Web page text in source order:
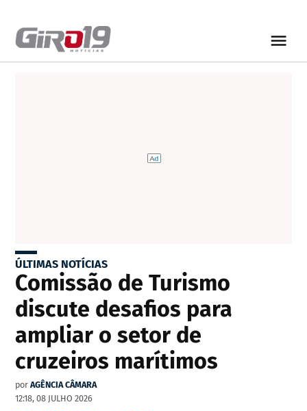
ÚLTIMAS NOTÍCIAS
Comissão de Turismo
discute desafios para
ampliar o setor de
cruzeiros marítimos
por AGÊNCIA CÂMARA
12:18, 08 JULHO 2026